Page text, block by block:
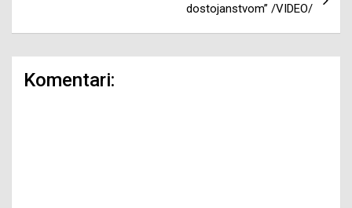
dostojanstvom” /VIDEO/
Komentari: